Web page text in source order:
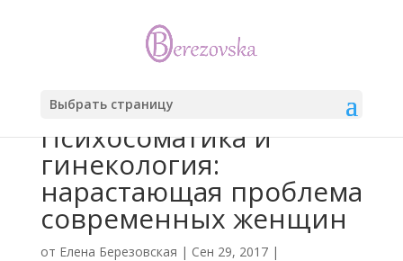
Выбрать страницу
Психосоматика и
гинекология:
нарастающая проблема
современных женщин
от Елена Березовская | Сен 29, 2017|